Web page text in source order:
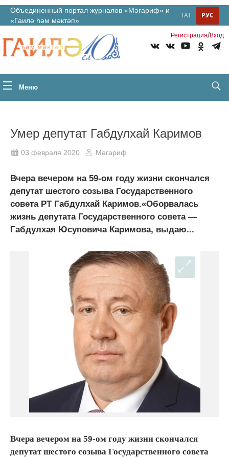
Объединенный портал журналов «Мәгариф» и
«Гаилә һәм мәктәп»
РУС
ТАТ
Регистрация/Вход
Меню
Умер депутат Габдулхай Каримов
03 февраля 2020 Мәгариф
Вчера вечером на 59-ом году жизни скончался
депутат шестого созыва Государственного
совета РТ Габдулхай Каримов.«Оборвалась
жизнь депутата Государственного совета —
Габдулхая Юсуповича Каримова, выдаю...
Вчера вечером на 59-ом году жизни скончался
депутат шестого созыва Государственного совета